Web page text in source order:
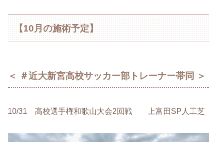
【10月の施術予定】
＜ ＃近大新宮高校サッカー部トレーナー帯同 ＞
10/31 高校選手権和歌山大会2回戦 上富田SP人工芝